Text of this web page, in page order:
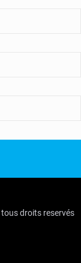
tous droits reservés